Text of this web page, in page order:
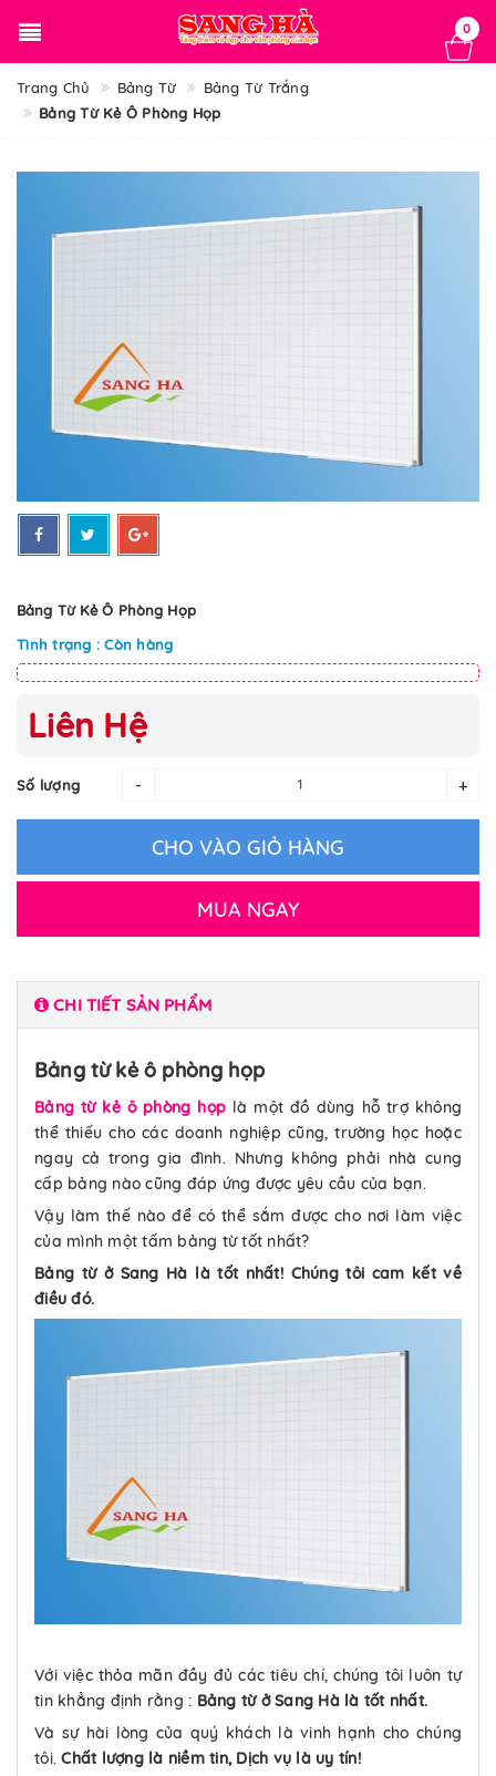
0
Trang Chủ Bảng Từ
Bảng Từ Trắng
Bảng Từ Kẻ Ô Phòng Họp
Bảng Từ Kẻ Ô Phòng Họp
Tình trạng : Còn hàng
Liên Hệ
Số lượng - +
CHO VÀO GIỎ HÀNG
MUA NGAY
CHI TIẾT SẢN PHẨM
Bảng từ kẻ ô phòng họp
Bảng từ kẻ ô phòng họp là một đồ dùng hỗ trợ không
thể thiếu cho các doanh nghiệp cũng, trường học hoặc
ngay cả trong gia đình. Nhưng không phải nhà cung
cấp bảng nào cũng đáp ứng được yêu cầu của bạn.
Vậy làm thế nào để có thể sắm được cho nơi làm việc
của mình một tấm bảng từ tốt nhất?
Bảng từ ở Sang Hà là tốt nhất! Chúng tôi cam kết về
điều đó.
Với việc thỏa mãn đầy đủ các tiêu chí, chúng tôi luôn tự
tin khẳng định rằng : Bảng từ ở Sang Hà là tốt nhất.
Và sự hài lòng của quý khách là vinh hạnh cho chúng
tôi.Chất lượng là niềm tin, Dịch vụ là uy tín!